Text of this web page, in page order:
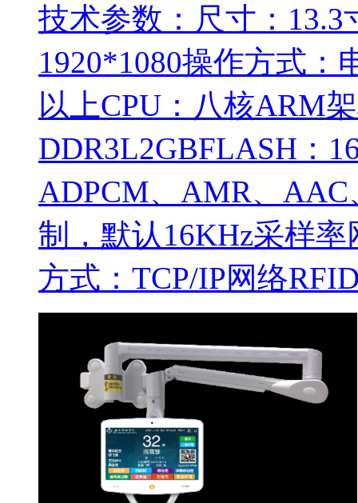
技术参数：尺寸：13.3
1920*1080操作方式：
以上CPU：八核ARM
DDR3L2GBFLASH：
ADPCM、AMR、
制，默认16KHz采样
方式：TCP/IP网络